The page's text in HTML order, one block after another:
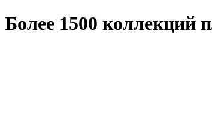
Более 1500 коллекций